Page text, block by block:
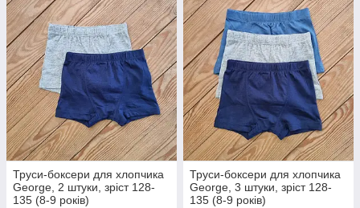
Труси-боксери для хлопчика
George, 2 штуки, зріст 128-
135 (8-9 років)
Труси-боксери для хлопчика
George, 3 штуки, зріст 128-
135 (8-9 років)